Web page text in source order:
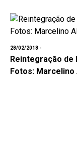
28/02/2018 -
Reintegração de
Fotos: Marcelino